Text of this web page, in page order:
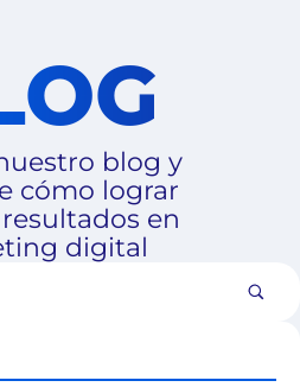
blog y
cómo lograr
en
digital